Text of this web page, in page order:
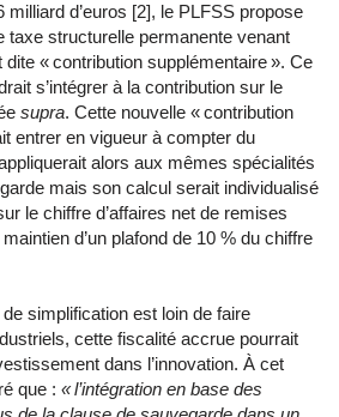
milliard d’euros [2], le PLFSS propose
taxe structurelle permanente venant
« contribution supplémentaire ». Ce
s’intégrer à la contribution sur le
supra. Cette nouvelle « contribution
entrer en vigueur à compter du
alors aux mêmes spécialités
mais son calcul serait individualisé
le chiffre d’affaires net de remises
d’un plafond de 10 % du chiffre
simplification est loin de faire
cette fiscalité accrue pourrait
dans l’innovation. À cet
que : « l’intégration en base des